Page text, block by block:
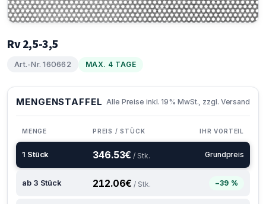
Rv 2,5-3,5
Art.-Nr. 160662 MAX. 4 TAGE
MENGENSTAFFEL Alle Preise inkl. 19% MwSt., zzgl. Versand
MENGE PREIS / STÜCK IHR VORTEIL
1 Stück 346.53€ / Stk. Grundpreis
ab 3 Stück 212.06€ / Stk. −39 %